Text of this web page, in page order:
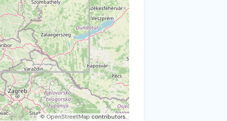
©OpenStreetMap contributors.